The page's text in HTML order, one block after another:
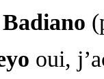
Badiano
oui,